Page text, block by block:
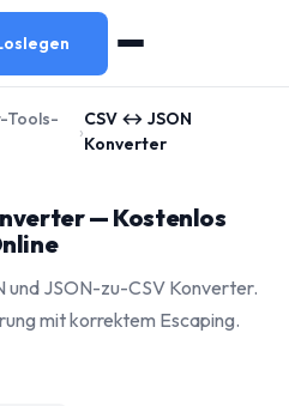
Tools-
›
CSV ↔ JSON
Konverter
— Kostenlos
und JSON-zu-CSV Konverter.
mit korrektem Escaping.